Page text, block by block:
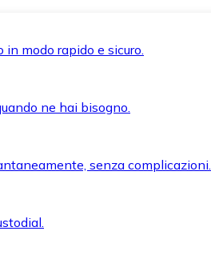
modo rapido e sicuro.
ne hai bisogno.
senza complicazioni.